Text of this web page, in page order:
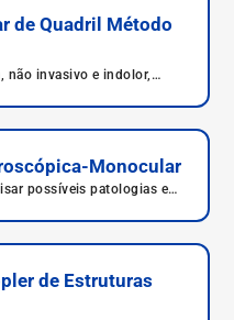
de Quadril Método
não invasivo e indolor,
Monocular
possíveis patologias e
de Estruturas